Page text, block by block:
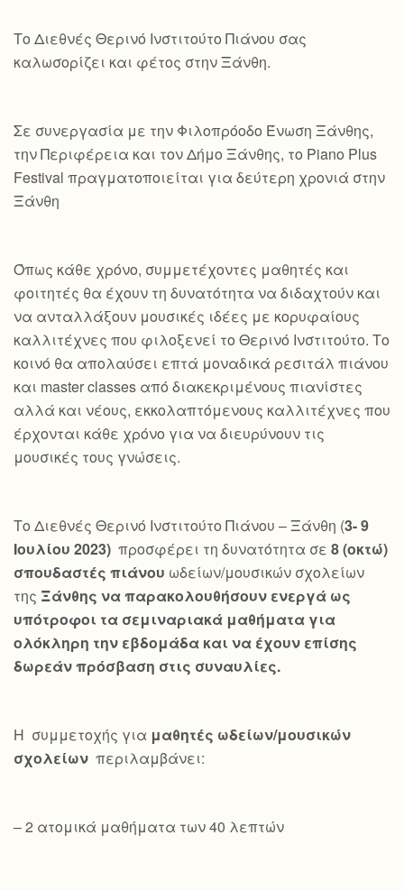
Το Διεθνές Θερινό Ινστιτούτο Πιάνου σας
καλωσορίζει και φέτος στην Ξάνθη.
Σε συνεργασία με την Φιλοπρόοδο Ένωση Ξάνθης,
την Περιφέρεια και τον Δήμο Ξάνθης, το Piano Plus
Festival πραγματοποιείται για δεύτερη χρονιά στην
Ξάνθη
Όπως κάθε χρόνο, συμμετέχοντες μαθητές και
φοιτητές θα έχουν τη δυνατότητα να διδαχτούν και
να ανταλλάξουν μουσικές ιδέες με κορυφαίους
καλλιτέχνες που φιλοξενεί το Θερινό Ινστιτούτο. Το
κοινό θα απολαύσει επτά μοναδικά ρεσιτάλ πιάνου
και master classes από διακεκριμένους πιανίστες
αλλά και νέους, εκκολαπτόμενους καλλιτέχνες που
έρχονται κάθε χρόνο για να διευρύνουν τις
μουσικές τους γνώσεις.
Το Διεθνές Θερινό Ινστιτούτο Πιάνου – Ξάνθη (3- 9
Ιουλίου 2023) προσφέρει τη δυνατότητα σε 8 (οκτώ)
σπουδαστές πιάνου ωδείων/μουσικών σχολείων
της Ξάνθης να παρακολουθήσουν ενεργά ως
υπότροφοι τα σεμιναριακά μαθήματα για
ολόκληρη την εβδομάδα και να έχουν επίσης
δωρεάν πρόσβαση στις συναυλίες.
Η συμμετοχής για μαθητές ωδείων/μουσικών
σχολείων περιλαμβάνει:
– 2 ατομικά μαθήματα των 40 λεπτών